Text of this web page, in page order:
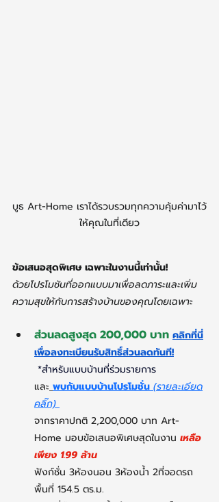
บูธ Art-Home เราได้รวบรวมทุกความคุ้มค่ามาไว้
ให้คุณในที่เดียว
ข้อเสนอสุดพิเศษ เฉพาะในงานนี้เท่านั้น!
ด้วยโปรโมชันที่ออกแบบมาเพื่อลดภาระและเพิ่ม
ความสุขให้กับการสร้างบ้านของคุณโดยเฉพาะ
ส่วนลดสูงสุด 200,000 บาท คลิกที่นี่
เพื่อลงทะเบียนรับสิทธิ์ส่วนลดทันที!
*สำหรับแบบบ้านที่ร่วมรายการ
และ พบกับแบบบ้านโปรโมชั่น (รายละเอียด
คลิ๊ก)
จากราคาปกติ 2,200,000 บาท Art-
Home มอบข้อเสนอพิเศษสุดในงาน เหลือ
เพียง 1.99 ล้าน
ฟังก์ชั่น 3ห้องนอน 3ห้องน้ำ 2ที่จอดรถ
พื้นที่ 154.5 ตร.ม.